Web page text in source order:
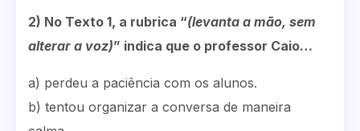
2) No Texto 1, a rubrica “(levanta a mão, sem
alterar a voz)” indica que o professor Caio…
a) perdeu a paciência com os alunos.
b) tentou organizar a conversa de maneira